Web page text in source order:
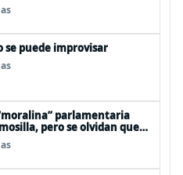
se puede improvisar
parlamentaria
pero se olvidan que